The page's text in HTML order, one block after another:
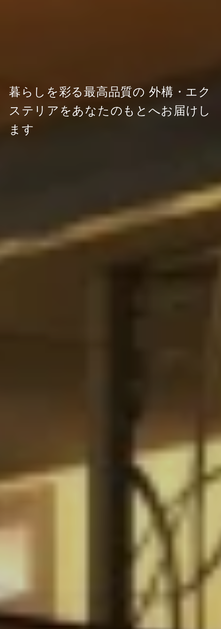
暮らしを彩る最高品質の 外構・エク
ステリアをあなたのもとへお届けし
ます